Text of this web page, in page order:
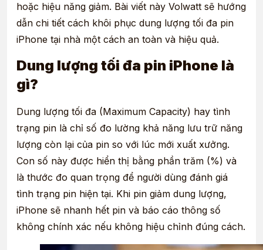
hoặc hiệu năng giảm. Bài viết này Volwatt sẽ hướng
dẫn chi tiết cách khôi phục dung lượng tối đa pin
iPhone tại nhà một cách an toàn và hiệu quả.
Dung lượng tối đa pin iPhone là
gì?
Dung lượng tối đa (Maximum Capacity) hay tình
trạng pin là chỉ số đo lường khả năng lưu trữ năng
lượng còn lại của pin so với lúc mới xuất xưởng.
Con số này được hiển thị bằng phần trăm (%) và
là thước đo quan trọng để người dùng đánh giá
tình trạng pin hiện tại. Khi pin giảm dung lượng,
iPhone sẽ nhanh hết pin và báo cáo thông số
không chính xác nếu không hiệu chỉnh đúng cách.